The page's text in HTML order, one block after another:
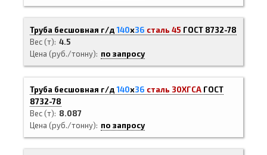
Труба бесшовная г/д140х36 сталь 45 ГОСТ 8732-78
Вес (т) 4.5
Цена (руб./тонну)
по запросу
Труба бесшовная г/д140х36 сталь 30ХГСА ГОСТ
8732-78
Вес (т)
8.087
Цена (руб./тонну)
по запросу